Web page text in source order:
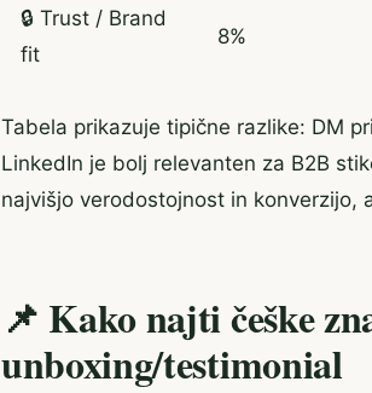
🔒 Trust / Brand
fit
8%
Tabela prikazuje tipične razlike: DM
LinkedIn je bolj relevanten za B2B
najvišjo verodostojnost in konverzijo,
📌 Kako najti češke
unboxing/testimonial